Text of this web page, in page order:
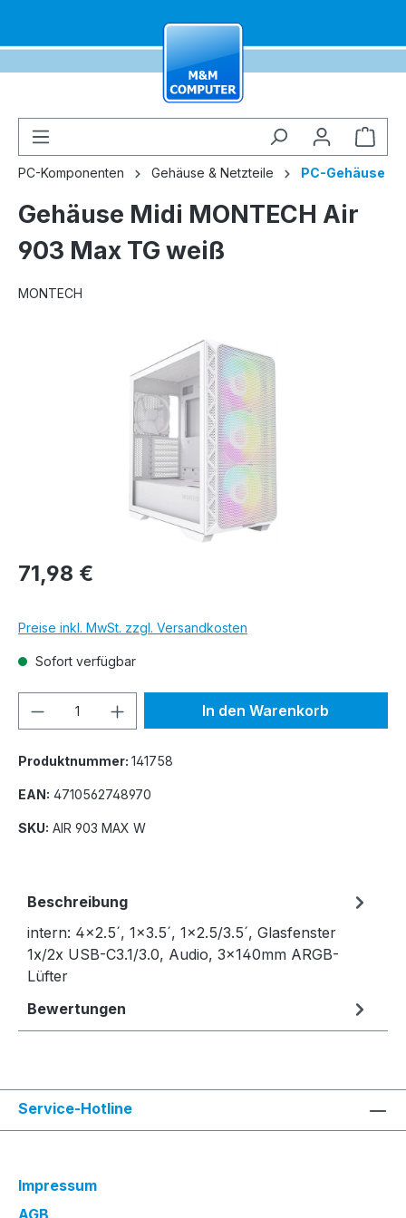
PC-Komponenten Gehäuse & Netzteile PC-Gehäuse
Gehäuse Midi MONTECH Air
903 Max TG weiß
MONTECH
71,98 €
Preise inkl. MwSt. zzgl. Versandkosten
Sofort verfügbar
Produkt Anzahl: Gib denIn den Warenkorb
Produktnummer: 141758
EAN: 4710562748970
SKU: AIR 903 MAX W
Beschreibung
intern: 4x2.5´, 1x3.5´, 1x2.5/3.5´, Glasfenster
1x/2x USB-C3.1/3.0, Audio, 3x140mm ARGB-
Lüfter
Bewertungen
Service-Hotline
Impressum
AGB